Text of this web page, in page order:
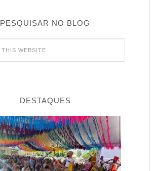
PESQUISAR NO BLOG
DESTAQUES